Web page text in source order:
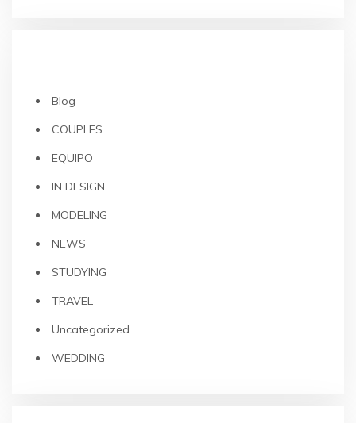
Blog
COUPLES
EQUIPO
IN DESIGN
MODELING
NEWS
STUDYING
TRAVEL
Uncategorized
WEDDING